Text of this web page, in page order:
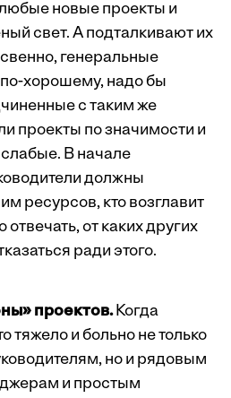
новые проекты и
свет. А подталкивают их
генеральные
хорошему, надо бы
с таким же
проекты по значимости и
В начале
должны
ресурсов, кто возглавит
отвечать, от каких других
ради этого.
проектов.Когда
тяжело и больно не только
но и рядовым
и простым